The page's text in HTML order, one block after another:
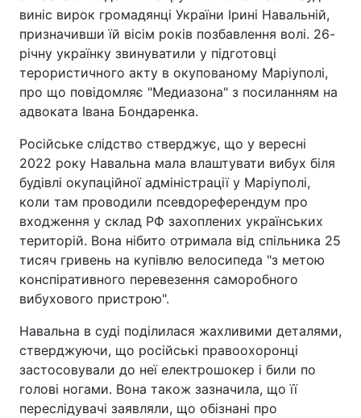
виніс вирок громадянці України Ірині Навальній,
призначивши їй вісім років позбавлення волі. 26-
річну українку звинуватили у підготовці
терористичного акту в окупованому Маріуполі,
про що повідомляє "Медиазона" з посиланням на
адвоката Івана Бондаренка.
Російське слідство стверджує, що у вересні
2022 року Навальна мала влаштувати вибух біля
будівлі окупаційної адміністрації у Маріуполі,
коли там проводили псевдореферендум про
входження у склад РФ захоплених українських
територій. Вона нібито отримала від спільника 25
тисяч гривень на купівлю велосипеда "з метою
конспіративного перевезення саморобного
вибухового пристрою".
Навальна в суді поділилася жахливими деталями,
стверджуючи, що російські правоохоронці
застосовували до неї електрошокер і били по
голові ногами. Вона також зазначила, що її
переслідувачі заявляли, що обізнані про